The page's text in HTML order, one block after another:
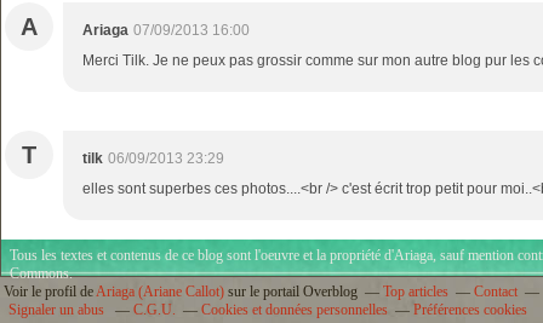
A Ariaga 07/09/2013 16:00
Merci Tilk. Je ne peux pas grossir comme sur mon autre blog pur les
T tilk 06/09/2013 23:29
elles sont superbes ces photos....<br /> c'est écrit trop petit pour
Tous les textes et contenus de ce blog sont l'oeuvre et la propriété d'Ariaga, sauf mention
Commons.
Voir le profil deAriaga (Ariane Callot) sur le portail Overblog Top articles
Contact
Signaler un abus
C.G.U. Cookies et données personnelles Préférences cookies